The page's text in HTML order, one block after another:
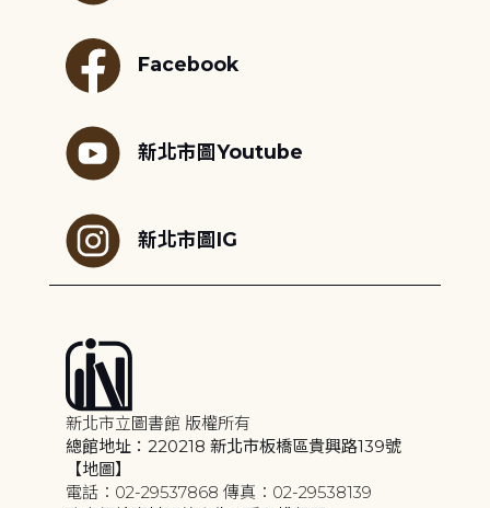
Facebook
新北市圖Youtube
新北市圖IG
新北市立圖書館 版權所有
總館地址：220218 新北市板橋區貴興路139號
【地圖】
電話：02-29537868 傳真：02-29538139